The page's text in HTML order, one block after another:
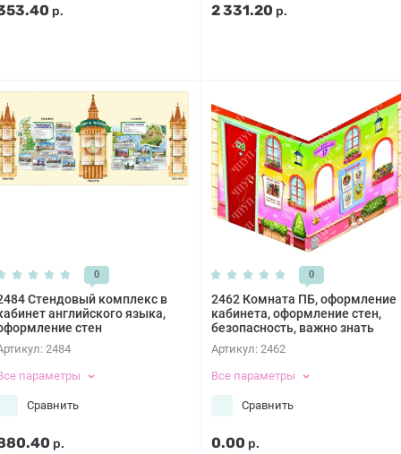
р. 2 331.20 р.
0
Стендовый комплекс в
английского языка,
стен
2484
параметры
Сравнить
р.
0
2462 Комната ПБ, оформление
кабинета, оформление стен,
безопасность, важно знать
Артикул: 2462
Все параметры
Сравнить
0.00 р.